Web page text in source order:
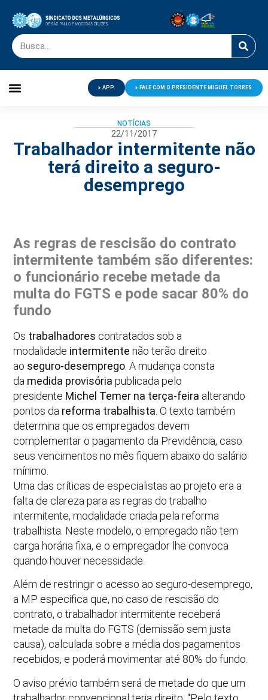
APP FALE COM O PRESIDENTE MIGUEL TORRES
NOTÍCIAS
22/11/2017
Trabalhador intermitente não
terá direito a seguro-
desemprego
As regras de rescisão do contrato
intermitente também são diferentes:
o funcionário recebe metade da
multa do FGTS e pode sacar 80% do
fundo
Os trabalhadores contratados sob a
modalidade intermitente não terão direito
ao seguro-desemprego . A mudança consta
da medida provisória publicada pelo
presidente Michel Temer na terça-feira alterando
pontos da reforma trabalhista . O texto também
determina que os empregados devem
complementar o pagamento da Previdência, caso
seus vencimentos no mês fiquem abaixo do salário
mínimo.
Uma das críticas de especialistas ao projeto era a
falta de clareza para as regras do trabalho
intermitente, modalidade criada pela reforma
trabalhista. Neste modelo, o empregado não tem
carga horária fixa, e o empregador lhe convoca
quando houver necessidade.
Além de restringir o acesso ao seguro-desemprego,
a MP especifica que, no caso de rescisão do
contrato, o trabalhador intermitente receberá
metade da multa do FGTS (demissão sem justa
causa), calculada sobre a média dos pagamentos
recebidos, e poderá movimentar até 80% do fundo.
O aviso prévio também será de metade do que um